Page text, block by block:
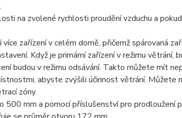
na zvolené rychlosti proudění vzduchu a
zařízení v celém domě, přičemž spárovaná
Když je primární zařízení v režimu větrání,
budou v režimu odsávání. Takto můžete mít
abyste zvýšili účinnost větrání. Můžete
zóny.
500 mm a pomocí příslušenství pro prodloužení